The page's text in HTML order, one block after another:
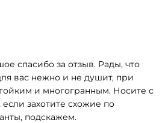
спасибо за отзыв. Рады, что
вас нежно и не душит, при
и многогранным. Носите с
захотите схожие по
подскажем.